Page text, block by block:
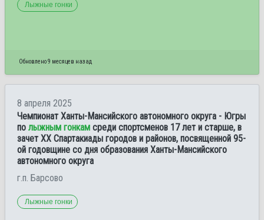
Лыжные гонки
Обновлено 9 месяцев назад
8 апреля 2025
Чемпионат Ханты-Мансийского автономного округа - Югры
по лыжным гонкам среди спортсменов 17 лет и старше, в
зачет XX Спартакиады городов и районов, посвященной 95-
ой годовщине со дня образования Ханты-Мансийского
автономного округа
г.п. Барсово
Лыжные гонки